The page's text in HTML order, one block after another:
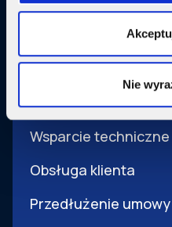
Nie
SupermediaGo
Obsługa
Pomoc i obsługa
Wsparcie techniczne
Obsługa klienta
Przedłużenie umowy